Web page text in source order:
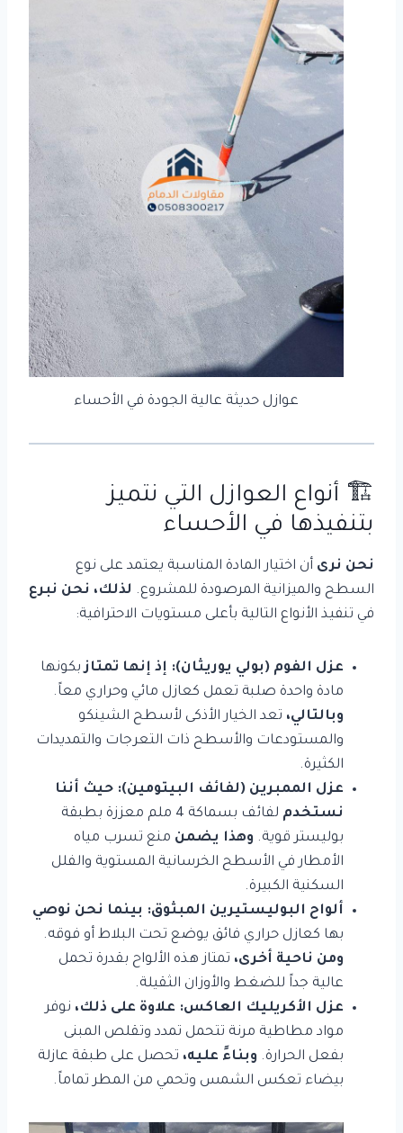
عوازل حديثة عالية الجودة في الأحساء
🏗️ أنواع العوازل التي نتميز
بتنفيذها في الأحساء
نحن نرى أن اختيار المادة المناسبة يعتمد على نوع
السطح والميزانية المرصودة للمشروع. لذلك، نحن نبرع
في تنفيذ الأنواع التالية بأعلى مستويات الاحترافية:
عزل الفوم (بولي يوريثان): إذ إنها تمتازبكونها
مادة واحدة صلبة تعمل كعازل مائي وحراري معاً.
وبالتالي، تعد الخيار الأذكى لأسطح الشينكو
والمستودعات والأسطح ذات التعرجات والتمديدات
الكثيرة.
عزل الممبرين (لفائف البيتومين): حيث أننا
نستخدم
لفائف بسماكة 4 ملم معززة بطبقة
بوليستر قوية. وهذا يضمن منع تسرب مياه
الأمطار في الأسطح الخرسانية المستوية والفلل
السكنية الكبيرة.
ألواح البوليستيرين المبثوق: بينما نحن نوصي
بها كعازل حراري فائق يوضع تحت البلاط أو فوقه.
ومن ناحية أخرى، تمتاز هذه الألواح بقدرة تحمل
عالية جداً للضغط والأوزان الثقيلة.
عزل الأكريليك العاكس: علاوة على ذلك، نوفر
مواد مطاطية مرنة تتحمل تمدد وتقلص المبنى
بفعل الحرارة. وبناءً عليه، تحصل على طبقة عازلة
بيضاء تعكس الشمس وتحمي من المطر تماماً.